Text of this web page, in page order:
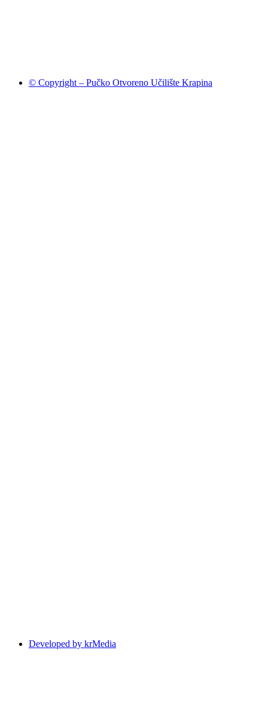
© Copyright – Pučko Otvoreno Učilište Krapina
Developed by krMedia